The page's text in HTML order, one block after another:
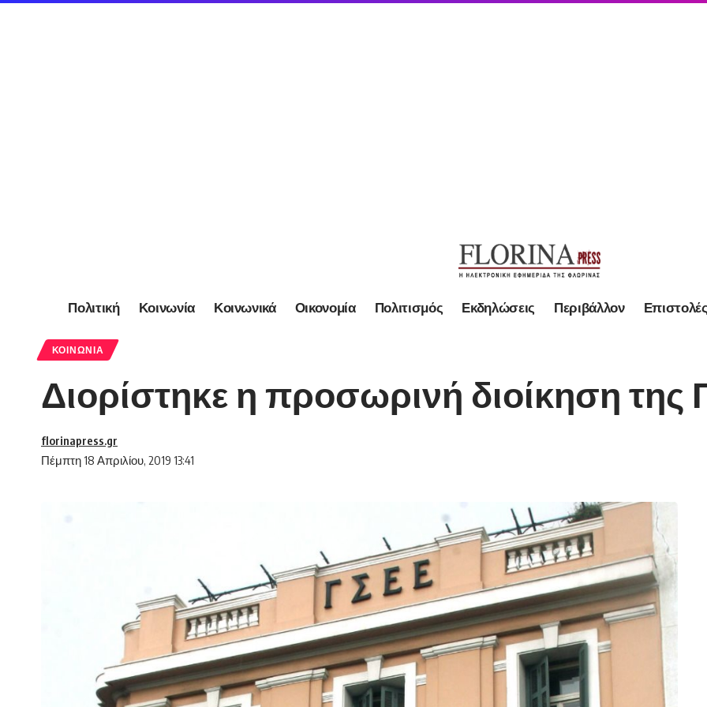
Πολιτική Κοινωνία Κοινωνικά Οικονομία Πολιτισμός Εκδηλώσεις Περιβάλλον
ΚΟΙΝΩΝΊΑ
Διορίστηκε η προσωρινή διοίκηση της
Πέμπτη 18 Απριλίου, 2019 13:41
florinapress.gr